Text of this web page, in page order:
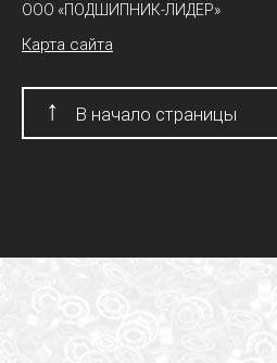
ООО «ПОДШИПНИК-ЛИДЕР»
Карта сайта
↑ В начало страницы